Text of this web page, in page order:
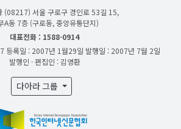
(08217) 서울 구로구 경인로 53길 15,
A동 7층 (구로동, 중앙유통단지)
대표전화 : 1588-0914
등록일 : 2007년 1월29일 발행일 : 2007년 7월 2일
발행인 · 편집인 : 김영환
다아라 그룹